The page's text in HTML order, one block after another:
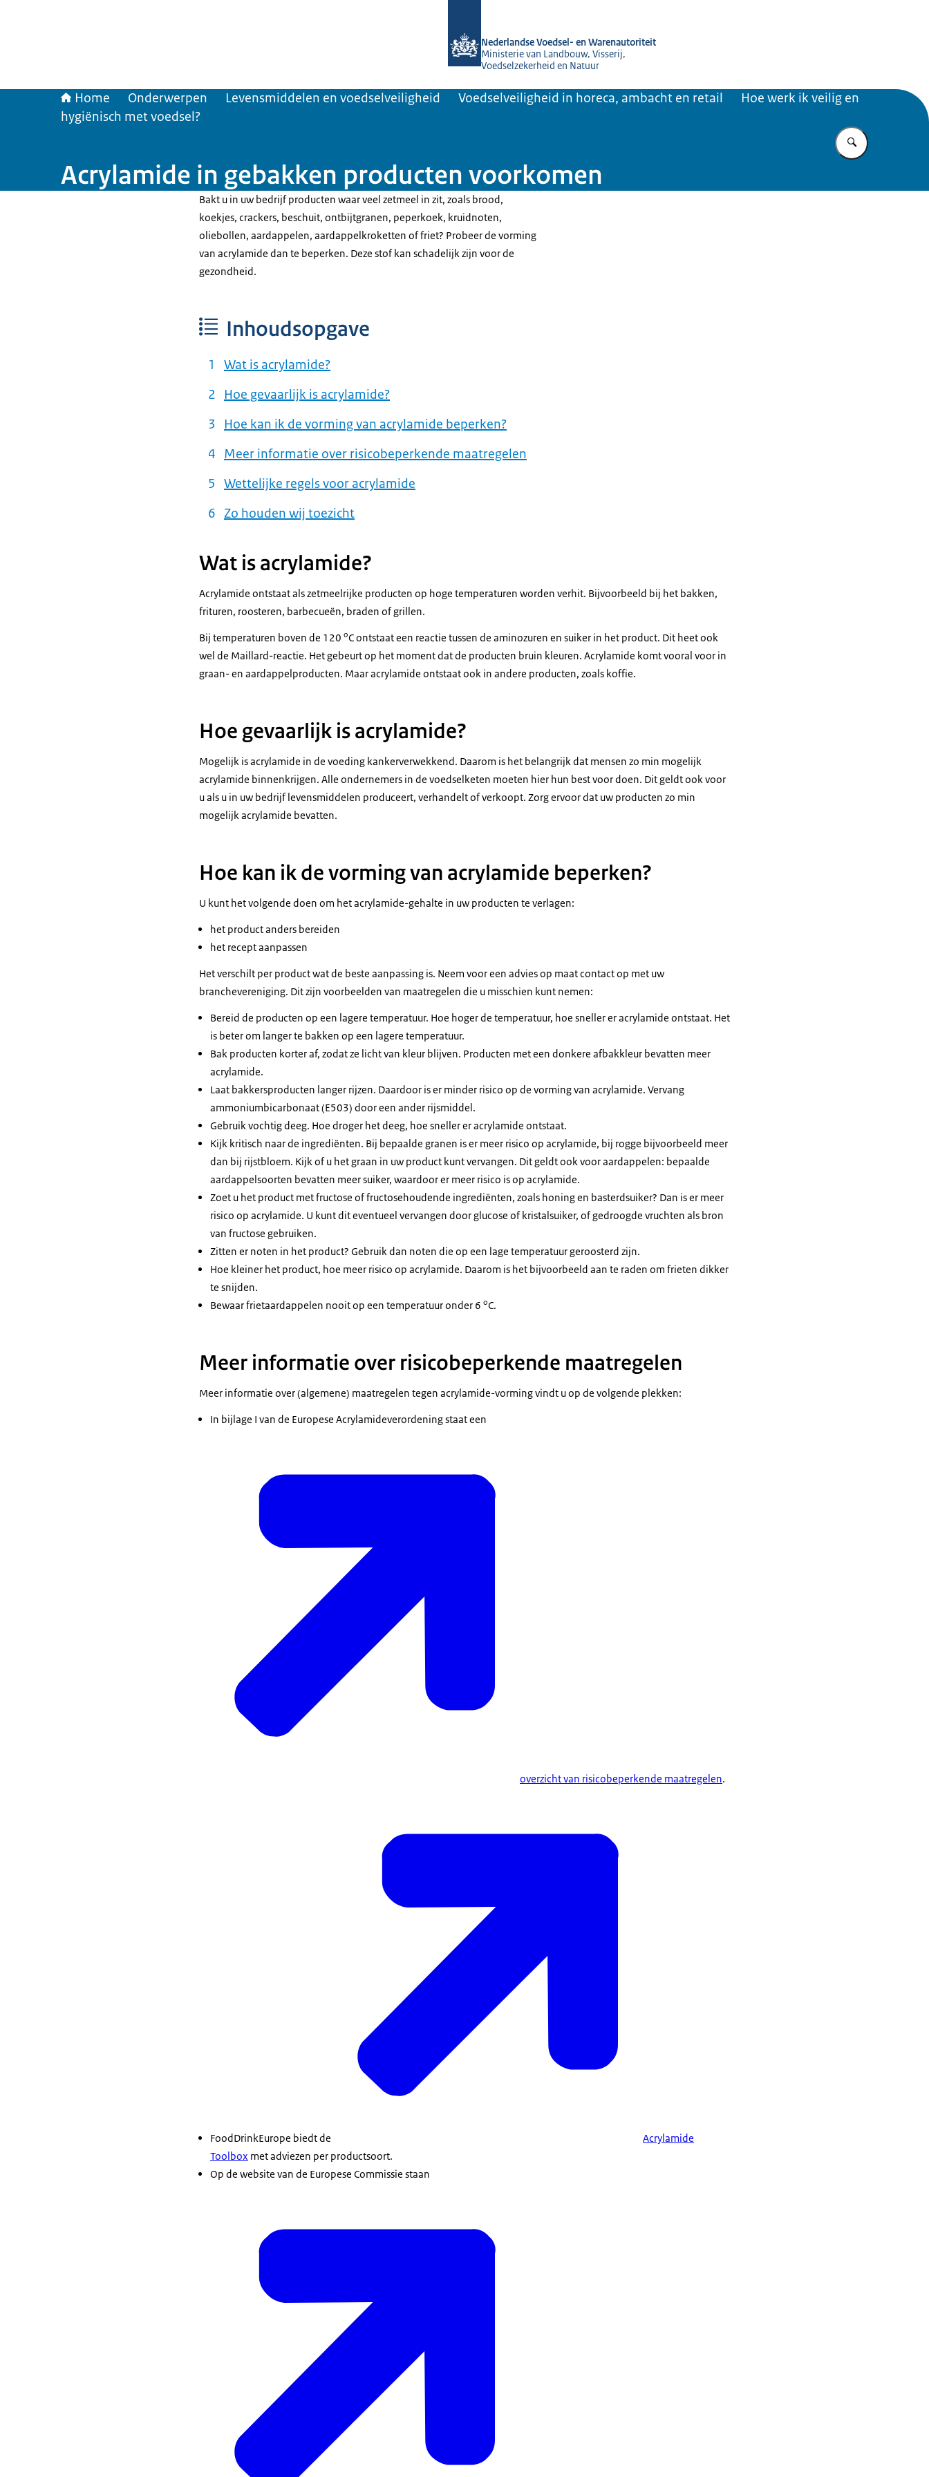
Nederlandse Voedsel- en Warenautoriteit
Ministerie van Landbouw, Visserij,
Voedselzekerheid en Natuur
Home Onderwerpen Levensmiddelen en voedselveiligheid Voedselveiligheid in horeca, ambacht en retail
Hoe werk ik veilig en
hygiënisch met voedsel?
Acrylamide in gebakken producten voorkomen
Bakt u in uw bedrijf producten waar veel zetmeel in zit, zoals brood,
koekjes, crackers, beschuit, ontbijtgranen, peperkoek, kruidnoten,
oliebollen, aardappelen, aardappelkroketten of friet? Probeer de vorming
van acrylamide dan te beperken. Deze stof kan schadelijk zijn voor de
gezondheid.
Inhoudsopgave
Wat is acrylamide?
Hoe gevaarlijk is acrylamide?
Hoe kan ik de vorming van acrylamide beperken?
Meer informatie over risicobeperkende maatregelen
Wettelijke regels voor acrylamide
Zo houden wij toezicht
Wat is acrylamide?
Acrylamide ontstaat als zetmeelrijke producten op hoge temperaturen worden verhit. Bijvoorbeeld bij het bakken,
frituren, roosteren, barbecueën, braden of grillen.
Bij temperaturen boven de 120 oC ontstaat een reactie tussen de aminozuren en suiker in het product. Dit heet ook
wel de Maillard-reactie. Het gebeurt op het moment dat de producten bruin kleuren. Acrylamide komt vooral voor in
graan- en aardappelproducten. Maar acrylamide ontstaat ook in andere producten, zoals koffie.
Hoe gevaarlijk is acrylamide?
Mogelijk is acrylamide in de voeding kankerverwekkend. Daarom is het belangrijk dat mensen zo min mogelijk
acrylamide binnenkrijgen. Alle ondernemers in de voedselketen moeten hier hun best voor doen. Dit geldt ook voor
u als u in uw bedrijf levensmiddelen produceert, verhandelt of verkoopt. Zorg ervoor dat uw producten zo min
mogelijk acrylamide bevatten.
Hoe kan ik de vorming van acrylamide beperken?
U kunt het volgende doen om het acrylamide-gehalte in uw producten te verlagen:
het product anders bereiden
het recept aanpassen
Het verschilt per product wat de beste aanpassing is. Neem voor een advies op maat contact op met uw
branchevereniging. Dit zijn voorbeelden van maatregelen die u misschien kunt nemen:
Bereid de producten op een lagere temperatuur. Hoe hoger de temperatuur, hoe sneller er acrylamide ontstaat. Het
is beter om langer te bakken op een lagere temperatuur.
Bak producten korter af, zodat ze licht van kleur blijven. Producten met een donkere afbakkleur bevatten meer
acrylamide.
Laat bakkersproducten langer rijzen. Daardoor is er minder risico op de vorming van acrylamide. Vervang
ammoniumbicarbonaat (E503) door een ander rijsmiddel.
Gebruik vochtig deeg. Hoe droger het deeg, hoe sneller er acrylamide ontstaat.
Kijk kritisch naar de ingrediënten. Bij bepaalde granen is er meer risico op acrylamide, bij rogge bijvoorbeeld meer
dan bij rijstbloem. Kijk of u het graan in uw product kunt vervangen. Dit geldt ook voor aardappelen: bepaalde
aardappelsoorten bevatten meer suiker, waardoor er meer risico is op acrylamide.
Zoet u het product met fructose of fructosehoudende ingrediënten, zoals honing en basterdsuiker? Dan is er meer
risico op acrylamide. U kunt dit eventueel vervangen door glucose of kristalsuiker, of gedroogde vruchten als bron
van fructose gebruiken.
Zitten er noten in het product? Gebruik dan noten die op een lage temperatuur geroosterd zijn.
Hoe kleiner het product, hoe meer risico op acrylamide. Daarom is het bijvoorbeeld aan te raden om frieten dikker
te snijden.
Bewaar frietaardappelen nooit op een temperatuur onder 6 oC.
Meer informatie over risicobeperkende maatregelen
Meer informatie over (algemene) maatregelen tegen acrylamide-vorming vindt u op de volgende plekken:
In bijlage I van de Europese Acrylamideverordening staat een
overzicht van risicobeperkende maatregelen.
FoodDrinkEurope biedt de
Acrylamide
Toolbox met adviezen per productsoort.
Op de website van de Europese Commissie staan